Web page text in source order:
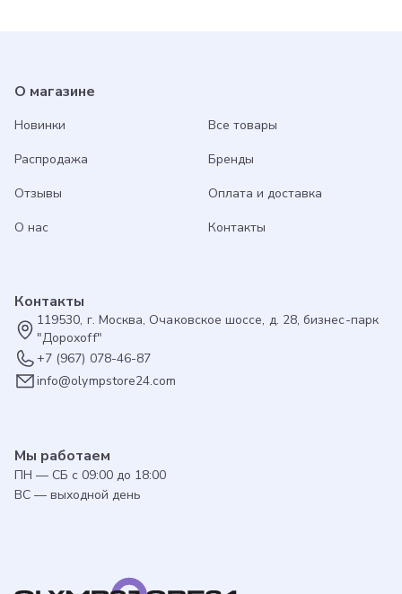
О магазине
Новинки
Все товары
Распродажа
Бренды
Отзывы
Оплата и доставка
О нас
Контакты
Контакты
119530, г. Москва, Очаковское шоссе, д. 28, бизнес-парк
"Дорохоff"
+7 (967) 078-46-87
info@olympstore24.com
Мы работаем
ПН — СБ с 09:00 до 18:00
ВС — выходной день